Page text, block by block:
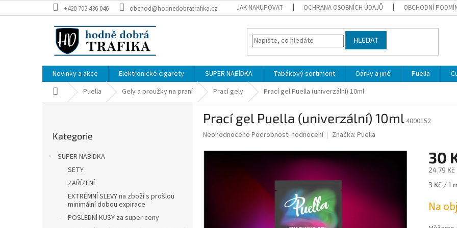
na
+420 702 436 046 obchod@hodnedobratrafika.cz JAK NAKUPOVAT OCHRANA OSOBNÍCH ÚDAJŮ OBCHODNÍ
HLEDAT
Novinky a akce Elektronické cigarety SUPER NABÍDKA Tabákový sortiment Dárky a jiné Puella
Domů Puella Gely a proužky na praní Prací gely Prací gel Puella (univerzální) 10ml
kategorie
Kategorie
SUPER NABÍDKA
SETY
ZAŘÍZENÍ
EXTRÉMNÍ SLEVY na zboží s prošlou
minimální dobou expirace
POSLEDNÍ KUSY za super ceny
Prací gel Puella (univerzální) 10ml 4000152
Průměrné
produktu
Neohodnoceno Podrobnosti hodnocení Značka: Puella
30
24,79 Kč
Měrná
3 Kč / 1
Na